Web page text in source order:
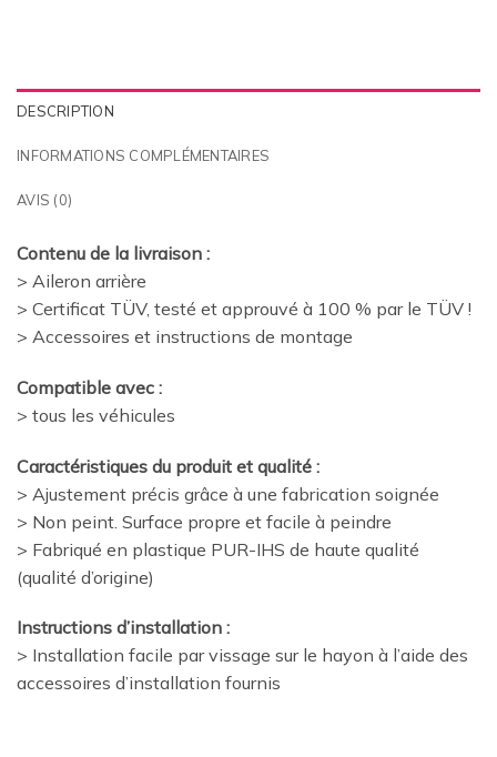
DESCRIPTION
INFORMATIONS COMPLÉMENTAIRES
AVIS (0)
Contenu de la livraison :
> Aileron arrière
> Certificat TÜV, testé et approuvé à 100 % par le TÜV !
> Accessoires et instructions de montage
Compatible avec :
> tous les véhicules
Caractéristiques du produit et qualité :
> Ajustement précis grâce à une fabrication soignée
> Non peint. Surface propre et facile à peindre
> Fabriqué en plastique PUR-IHS de haute qualité
(qualité d’origine)
Instructions d’installation :
> Installation facile par vissage sur le hayon à l’aide des
accessoires d’installation fournis